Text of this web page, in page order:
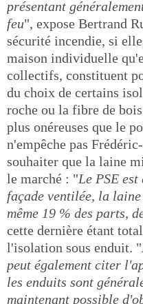
présentant
feu", expose Bertrand
sécurité incendie, si
maison individuelle
collectifs, constituent
du choix de certains
roche ou la fibre de
plus onéreuses que le
n'empêche pas
souhaiter que la laine
le marché : "Le PSE
façade ventilée, la
même 19 % des parts,
cette dernière étant
l'isolation sous enduit. "
peut également citer
les enduits sont
maintenant possible